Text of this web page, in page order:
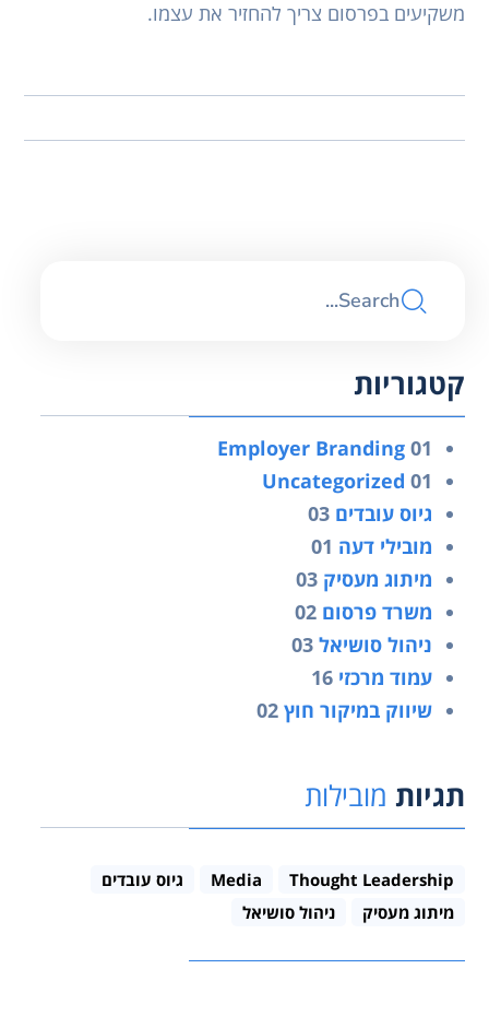
משקיעים בפרסום צריך להחזיר את עצמו.
קטגוריות
Employer Branding 01
Uncategorized 01
גיוס עובדים 03
מובילי דעה 01
מיתוג מעסיק 03
משרד פרסום 02
ניהול סושיאל 03
עמוד מרכזי 16
שיווק במיקור חוץ 02
תגיות מובילות
Media Thought Leadership
גיוס עובדים
מיתוג מעסיק
ניהול סושיאל